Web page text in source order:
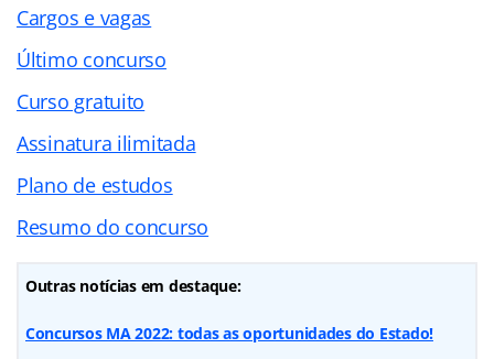
Cargos e vagas
Último concurso
Curso gratuito
Assinatura ilimitada
Plano de estudos
Resumo do concurso
Outras notícias em destaque:
Concursos MA 2022: todas as oportunidades do Estado!